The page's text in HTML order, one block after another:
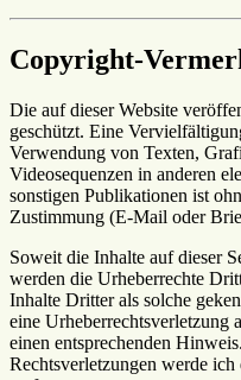
Copyright-
Die auf dieser Website
geschützt. Eine
Verwendung von Texten,
Videosequenzen in anderen
sonstigen Publikationen ist
Zustimmung (E-Mail oder
Soweit die Inhalte auf dieser
werden die Urheberrechte
Inhalte Dritter als solche
eine Urheberrechtsverletzung
einen entsprechenden
Rechtsverletzungen werde